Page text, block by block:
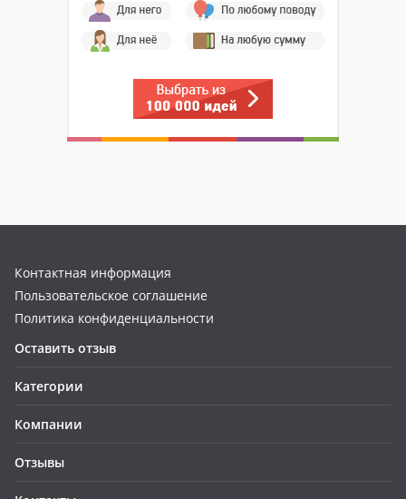
Контактная информация
Пользовательское соглашение
Политика конфиденциальности
Оставить отзыв
Категории
Компании
Отзывы